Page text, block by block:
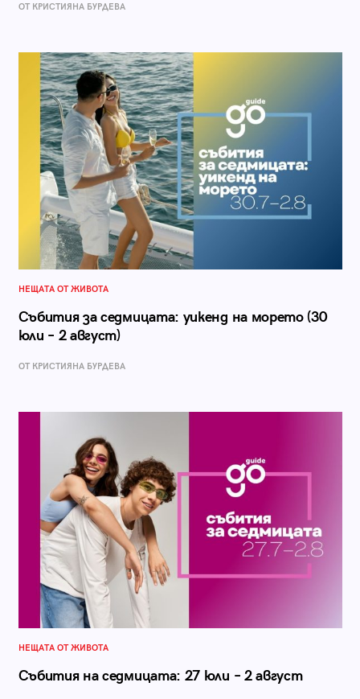
ОТ КРИСТИЯНА БУРДЕВА
НЕЩАТА ОТ ЖИВОТА
Събития за седмицата: уикенд на морето (30
юли – 2 август)
ОТ КРИСТИЯНА БУРДЕВА
НЕЩАТА ОТ ЖИВОТА
Събития на седмицата: 27 юли – 2 август